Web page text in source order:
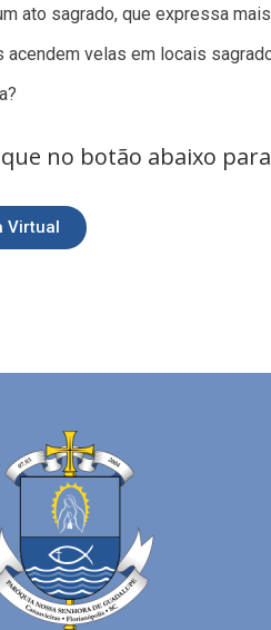
ato sagrado, que expressa
velas em locais
no botão abaixo
Virtual